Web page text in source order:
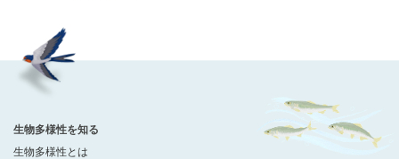
生物多様性を知る
生物多様性とは